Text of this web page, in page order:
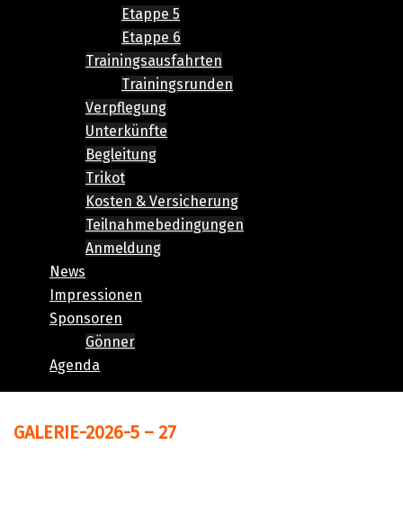
Etappe 5
Etappe 6
Trainingsausfahrten
Trainingsrunden
Verpflegung
Unterkünfte
Begleitung
Trikot
Kosten & Versicherung
Teilnahmebedingungen
Anmeldung
News
Impressionen
Sponsoren
Gönner
Agenda
GALERIE-2026-5 – 27